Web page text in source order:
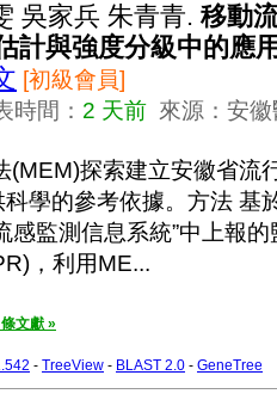
吳家兵 朱青青. 移動
計與強度分級中的應
[初級會員]
時間： 2 天前 來源：安
(MEM)探索建立安徽省流
學的參考依據。方法 基
感監測信息系統”中上報
，利用ME...
文獻 »
- TreeView - BLAST 2.0 - GeneTree